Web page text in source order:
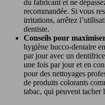
du fabricant et ne
recommandée. Si vous
irritations, arrêtez
dentiste.
Conseils pour
hygiène bucco-dentaire
par jour avec un
une fois par jour et en
pour des nettoyages
de produits colorants
tabac, qui peuvent tacher